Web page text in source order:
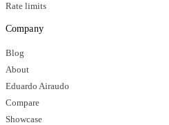
Rate limits
Company
Blog
About
Eduardo Airaudo
Compare
Showcase